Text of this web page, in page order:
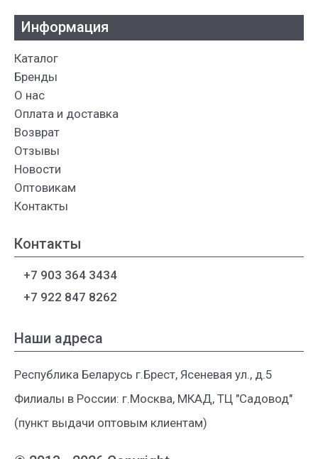
Информация
Каталог
Бренды
О нас
Оплата и доставка
Возврат
Отзывы
Новости
Оптовикам
Контакты
Контакты
+7 903 364 3434
+7 922 847 8262
Наши адреса
Республика Беларусь г.Брест, Ясеневая ул., д.5
Филиалы в России: г.Москва, МКАД, ТЦ "Садовод"
(пункт выдачи оптовым клиентам)